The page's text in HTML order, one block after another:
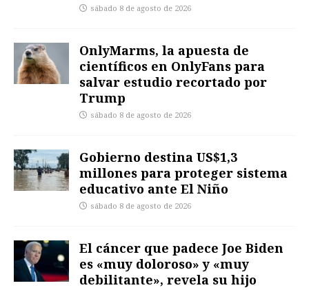
sábado 8 de agosto de 2026
OnlyMarms, la apuesta de
científicos en OnlyFans para
salvar estudio recortado por
Trump
sábado 8 de agosto de 2026
Gobierno destina US$1,3
millones para proteger sistema
educativo ante El Niño
sábado 8 de agosto de 2026
El cáncer que padece Joe Biden
es «muy doloroso» y «muy
debilitante», revela su hijo